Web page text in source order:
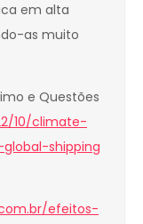
em alta
as muito
e Questões
10/climate-
shipping
efeitos-